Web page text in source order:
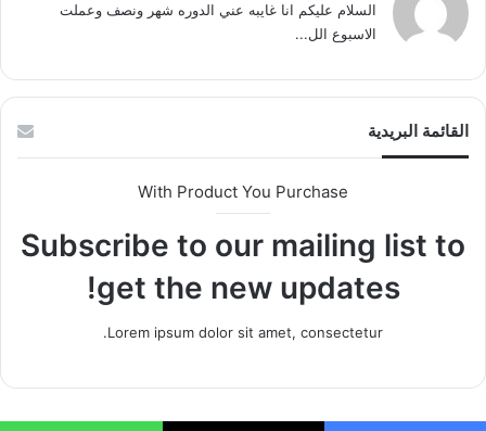
السلام عليكم انا غايبه عني الدوره شهر ونصف وعملت
الاسبوع الل...
القائمة البريدية
With Product You Purchase
Subscribe to our mailing list to
get the new updates!
Lorem ipsum dolor sit amet, consectetur.